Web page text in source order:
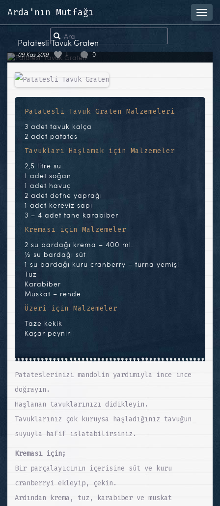
Arda'nın Mutfağı
Patatesli Tavuk Graten
09 Kas 2019 1 0
Patatesli Tavuk Graten Malzemeleri
3 adet tavuk kalça
2 adet patates
Tavukları Haşlamak için Malzemeler
2,5 litre su
1 adet soğan
1 adet havuç
2 adet defne yaprağı
1 adet kereviz sapı
3 – 4 adet tane karabiber
Kreması için Malzemeler
2 su bardağı krema – 400 ml.
½ su bardağı süt
1 su bardağı kuru cranberry – turna yemişi
Tuz
Karabiber
Muskat – rende
Üzeri için Malzemeler
Taze kekik
Kaşar peyniri
Patateslerinizi mandolin yardımıyla ince ince
doğrayın.
Haşlanan tavuklarınızı didikleyin.
Tavuklarınız çok kuruysa haşladığınız tavuğun
suyuyla hafif ıslatabilirsiniz.
Kreması için;
Bir parçalayıcının içerisine süt ve kuru
cranberryi ekleyip, çekin.
Ardından krema, tuz, karabiber ve muskat